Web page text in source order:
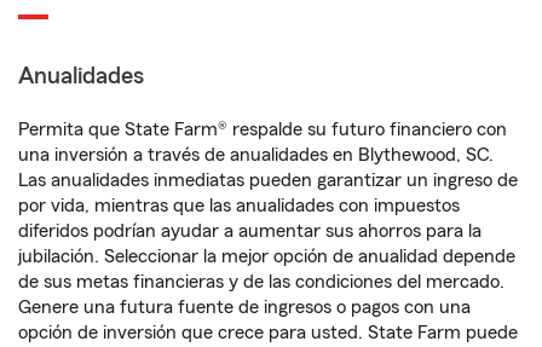
Anualidades
Permita que State Farm® respalde su futuro financiero con
una inversión a través de anualidades en Blythewood, SC.
Las anualidades inmediatas pueden garantizar un ingreso de
por vida, mientras que las anualidades con impuestos
diferidos podrían ayudar a aumentar sus ahorros para la
jubilación. Seleccionar la mejor opción de anualidad depende
de sus metas financieras y de las condiciones del mercado.
Genere una futura fuente de ingresos o pagos con una
opción de inversión que crece para usted. State Farm puede